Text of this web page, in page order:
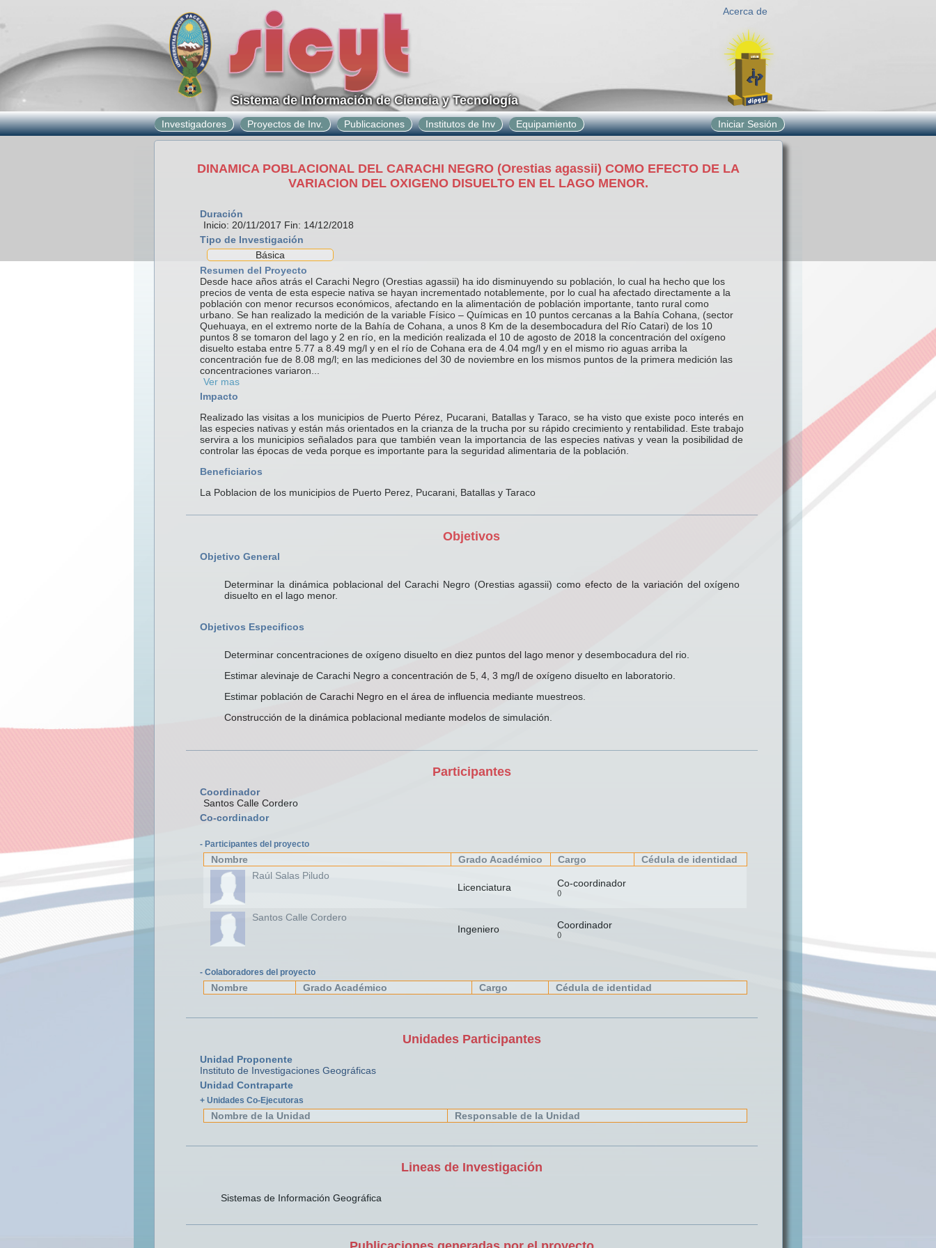
Acerca de
Sistema de Información de Ciencia y Tecnología
Investigadores Proyectos de Inv. Publicaciones Institutos de Inv Equipamiento Iniciar Sesión
DINAMICA POBLACIONAL DEL CARACHI NEGRO (Orestias agassii) COMO EFECTO DE LA
VARIACION DEL OXIGENO DISUELTO EN EL LAGO MENOR.
Duración
Inicio: 20/11/2017 Fin: 14/12/2018
Tipo de Investigación
Básica
Resumen del Proyecto
Desde hace años atrás el Carachi Negro (Orestias agassii) ha ido disminuyendo su población, lo cual ha hecho que los
precios de venta de esta especie nativa se hayan incrementado notablemente, por lo cual ha afectado directamente a la
población con menor recursos económicos, afectando en la alimentación de población importante, tanto rural como
urbano. Se han realizado la medición de la variable Físico – Químicas en 10 puntos cercanas a la Bahía Cohana, (sector
Quehuaya, en el extremo norte de la Bahía de Cohana, a unos 8 Km de la desembocadura del Río Catari) de los 10
puntos 8 se tomaron del lago y 2 en río, en la medición realizada el 10 de agosto de 2018 la concentración del oxígeno
disuelto estaba entre 5.77 a 8.49 mg/l y en el río de Cohana era de 4.04 mg/l y en el mismo rio aguas arriba la
concentración fue de 8.08 mg/l; en las mediciones del 30 de noviembre en los mismos puntos de la primera medición las
concentraciones variaron...
Ver mas
Impacto
Realizado las visitas a los municipios de Puerto Pérez, Pucarani, Batallas y Taraco, se ha visto que existe poco interés en
las especies nativas y están más orientados en la crianza de la trucha por su rápido crecimiento y rentabilidad. Este trabajo
servira a los municipios señalados para que también vean la importancia de las especies nativas y vean la posibilidad de
controlar las épocas de veda porque es importante para la seguridad alimentaria de la población.
Beneficiarios
La Poblacion de los municipios de Puerto Perez, Pucarani, Batallas y Taraco
Objetivos
Objetivo General
Determinar la dinámica poblacional del Carachi Negro (Orestias agassii) como efecto de la variación del oxígeno
disuelto en el lago menor.
Objetivos Especificos
Determinar concentraciones de oxígeno disuelto en diez puntos del lago menor y desembocadura del rio.
Estimar alevinaje de Carachi Negro a concentración de 5, 4, 3 mg/l de oxígeno disuelto en laboratorio.
Estimar población de Carachi Negro en el área de influencia mediante muestreos.
Construcción de la dinámica poblacional mediante modelos de simulación.
Participantes
Coordinador
Santos Calle Cordero
Co-cordinador
- Participantes del proyecto
Nombre Grado Académico Cargo
Cédula de identidad
Raúl Salas Piludo
Licenciatura
Co-coordinador
()
Santos Calle Cordero
Ingeniero
Coordinador
()
- Colaboradores del proyecto
Nombre Grado Académico Cargo Cédula de identidad
Unidades Participantes
Unidad Proponente
Instituto de Investigaciones Geográficas
Unidad Contraparte
+ Unidades Co-Ejecutoras
Nombre de la Unidad Responsable de la Unidad
Lineas de Investigación
Sistemas de Información Geográfica